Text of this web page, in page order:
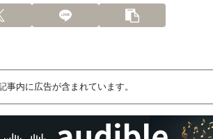
事内に広告が含まれています。